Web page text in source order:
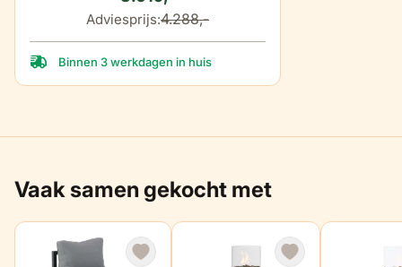
Adviesprijs:4.288,-
Binnen 3 werkdagen in huis
Vaak samen gekocht met